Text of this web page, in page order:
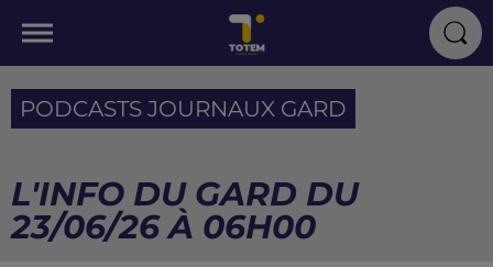
PODCASTS JOURNAUX GARD
L'INFO DU GARD DU
23/06/26 À 06H00